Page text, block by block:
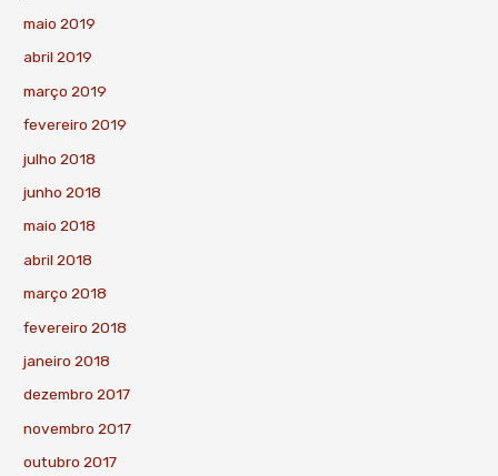
maio 2019
abril 2019
março 2019
fevereiro 2019
julho 2018
junho 2018
maio 2018
abril 2018
março 2018
fevereiro 2018
janeiro 2018
dezembro 2017
novembro 2017
outubro 2017